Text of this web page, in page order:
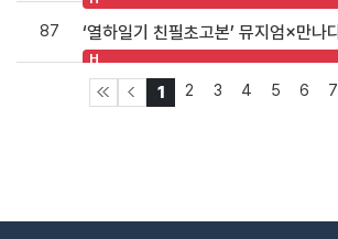
87
H
1 2 3 4 5 6 7